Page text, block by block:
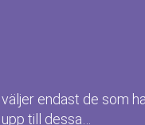
endast de som
till dessa…